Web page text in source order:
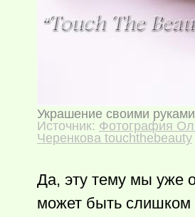
Украшение своими руками
Источник: Фотография
Черенкова touchthebeauty
Да, эту тему мы уже
может быть слишком